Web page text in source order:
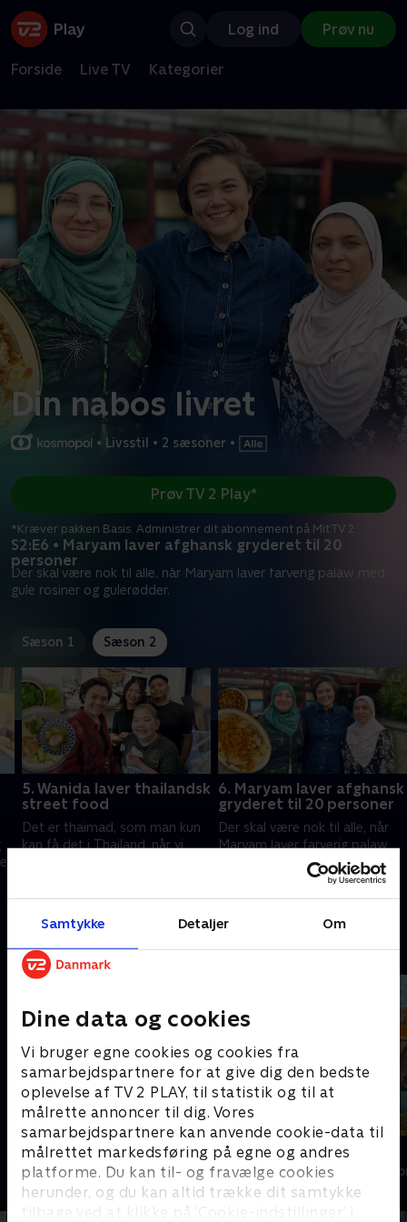
Samtykke Detaljer Om
Dine data og cookies
Vi bruger egne cookies og cookies fra
samarbejdspartnere for at give dig den bedste
oplevelse af TV 2 PLAY, til statistik og til at
målrette annoncer til dig. Vores
samarbejdspartnere kan anvende cookie-data til
målrettet markedsføring på egne og andres
platforme. Du kan til- og fravælge cookies
herunder, og du kan altid trække dit samtykke
tilbage ved at klikke på ’Cookie-indstillinger’ i
Log ind Prøv nu
Forside Live TV Kategorier
Din nabos livret
• Livsstil • 2 sæsoner •
S2:E6 • Maryam laver afghansk gryderet til 20
personer
Der skal være nok til alle, når Maryam laver farverig palaw med
gule rosiner og gulerødder.
Prøv TV 2 Play*
*Kræver pakken Basis. Administrer dit abonnement på Mit TV 2.
Sæson 1 Sæson 2
5. Wanida laver thailandsk
street food
Det er thaimad, som man kun
kan få det i Thailand, når vi
6. Maryam laver afghansk
gryderet til 20 personer
Der skal være nok til alle, når
Maryam laver farverig palaw
med gule rosiner og
Andre så også
Sæt pris på Danmark - julespecial
Livsstil • 6 sæsoner
Ja for Fanø
Livsstil • 9